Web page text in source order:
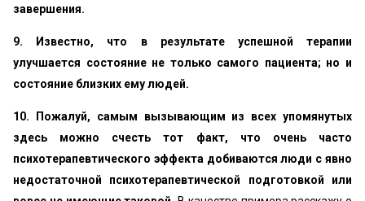
завершения.
9. Известно, что в результате успешной терапии
улучшается состояние не только самого пациента; но и
состояние близких ему людей.
10. Пожалуй, самым вызывающим из всех упомянутых
здесь можно счесть тот факт, что очень часто
психотерапевтического эффекта добиваются люди с явно
недостаточной психотерапевтической подготовкой или